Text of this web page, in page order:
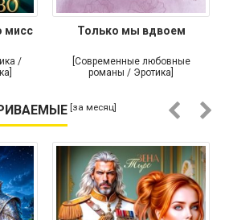
мисс
/
Только мы вдвоем
[Современные любовные
романы / Эротика]
[за месяц]